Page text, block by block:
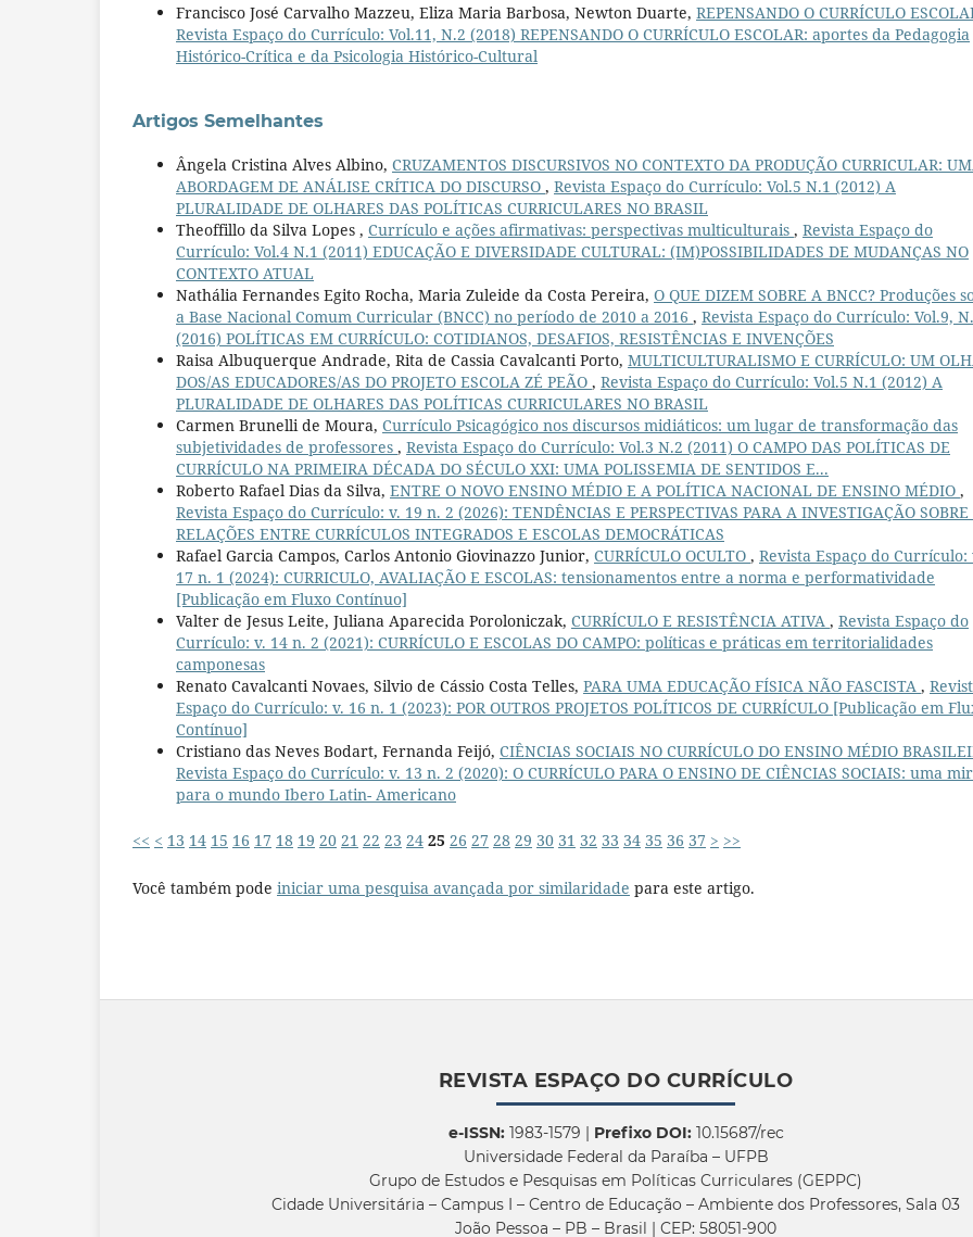
Francisco José Carvalho Mazzeu, Eliza Maria Barbosa, Newton Duarte, REPENSANDO O CURRÍCULO
Revista Espaço do Currículo: Vol.11, N.2 (2018) REPENSANDO O CURRÍCULO ESCOLAR: aportes da Pedagogia
Histórico-Crítica e da Psicologia Histórico-Cultural
Artigos Semelhantes
Ângela Cristina Alves Albino, CRUZAMENTOS DISCURSIVOS NO CONTEXTO DA PRODUÇÃO CURRICULAR:
ABORDAGEM DE ANÁLISE CRÍTICA DO DISCURSO , Revista Espaço do Currículo: Vol.5 N.1 (2012) A
PLURALIDADE DE OLHARES DAS POLÍTICAS CURRICULARES NO BRASIL
Theoffillo da Silva Lopes , Currículo e ações afirmativas: perspectivas multiculturais , Revista Espaço do
Currículo: Vol.4 N.1 (2011) EDUCAÇÃO E DIVERSIDADE CULTURAL: (IM)POSSIBILIDADES DE MUDANÇAS NO
CONTEXTO ATUAL
Nathália Fernandes Egito Rocha, Maria Zuleide da Costa Pereira, O QUE DIZEM SOBRE A BNCC? Produções
a Base Nacional Comum Curricular (BNCC) no período de 2010 a 2016 , Revista Espaço do Currículo: Vol.9,
(2016) POLÍTICAS EM CURRÍCULO: COTIDIANOS, DESAFIOS, RESISTÊNCIAS E INVENÇÕES
Raisa Albuquerque Andrade, Rita de Cassia Cavalcanti Porto, MULTICULTURALISMO E CURRÍCULO: UM
DOS/AS EDUCADORES/AS DO PROJETO ESCOLA ZÉ PEÃO , Revista Espaço do Currículo: Vol.5 N.1 (2012) A
PLURALIDADE DE OLHARES DAS POLÍTICAS CURRICULARES NO BRASIL
Carmen Brunelli de Moura, Currículo Psicagógico nos discursos midiáticos: um lugar de transformação das
subjetividades de professores , Revista Espaço do Currículo: Vol.3 N.2 (2011) O CAMPO DAS POLÍTICAS DE
CURRÍCULO NA PRIMEIRA DÉCADA DO SÉCULO XXI: UMA POLISSEMIA DE SENTIDOS E...
Roberto Rafael Dias da Silva, ENTRE O NOVO ENSINO MÉDIO E A POLÍTICA NACIONAL DE ENSINO MÉDIO ,
Revista Espaço do Currículo: v. 19 n. 2 (2026): TENDÊNCIAS E PERSPECTIVAS PARA A INVESTIGAÇÃO SOBRE
RELAÇÕES ENTRE CURRÍCULOS INTEGRADOS E ESCOLAS DEMOCRÁTICAS
Rafael Garcia Campos, Carlos Antonio Giovinazzo Junior, CURRÍCULO OCULTO , Revista Espaço do Currículo:
17 n. 1 (2024): CURRICULO, AVALIAÇÃO E ESCOLAS: tensionamentos entre a norma e performatividade
[Publicação em Fluxo Contínuo]
Valter de Jesus Leite, Juliana Aparecida Poroloniczak, CURRÍCULO E RESISTÊNCIA ATIVA , Revista Espaço do
Currículo: v. 14 n. 2 (2021): CURRÍCULO E ESCOLAS DO CAMPO: políticas e práticas em territorialidades
camponesas
Renato Cavalcanti Novaes, Silvio de Cássio Costa Telles, PARA UMA EDUCAÇÃO FÍSICA NÃO FASCISTA ,
Espaço do Currículo: v. 16 n. 1 (2023): POR OUTROS PROJETOS POLÍTICOS DE CURRÍCULO [Publicação em
Contínuo]
Cristiano das Neves Bodart, Fernanda Feijó, CIÊNCIAS SOCIAIS NO CURRÍCULO DO ENSINO MÉDIO
Revista Espaço do Currículo: v. 13 n. 2 (2020): O CURRÍCULO PARA O ENSINO DE CIÊNCIAS SOCIAIS: uma
para o mundo Ibero Latin- Americano
<< < 13 14 15 16 17 18 19 20 21 22 23 24 25 26 27 28 29 30 31 32 33 34 35 36 37 > >>
Você também pode iniciar uma pesquisa avançada por similaridade para este artigo.
REVISTA ESPAÇO DO CURRÍCULO
e-ISSN:1983-1579 | Prefixo DOI:10.15687/rec
Universidade Federal da Paraíba – UFPB
Grupo de Estudos e Pesquisas em Políticas Curriculares (GEPPC)
Cidade Universitária – Campus I – Centro de Educação – Ambiente dos Professores, Sala 03
João Pessoa – PB – Brasil | CEP: 58051-900